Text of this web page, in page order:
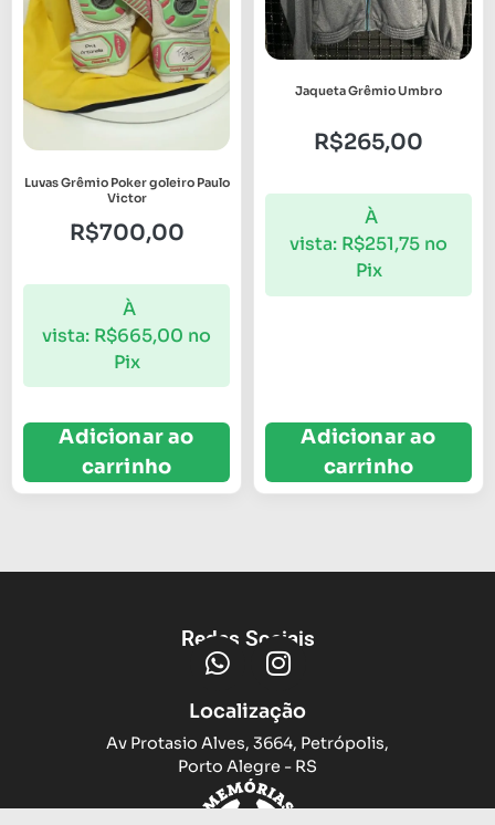
Luvas Grêmio Poker goleiro Paulo
Victor
R$700,00
À
vista: R$665,00 no
Pix
Adicionar ao
carrinho
Jaqueta Grêmio Umbro
R$265,00
À
vista: R$251,75 no
Pix
Adicionar ao
carrinho
Redes Sociais
Localização
Av Protasio Alves, 3664, Petrópolis,
Porto Alegre - RS